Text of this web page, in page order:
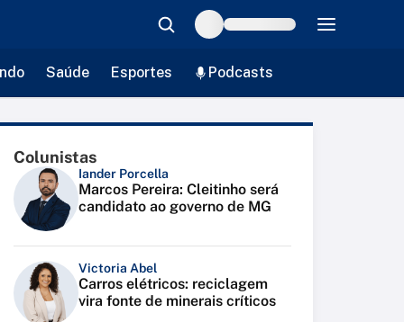
Saúde Esportes Podcasts
Colunistas
Iander Porcella
Marcos Pereira: Cleitinho será
candidato ao governo de MG
Victoria Abel
Carros elétricos: reciclagem
vira fonte de minerais críticos